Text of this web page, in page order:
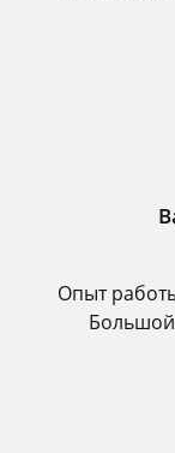
Опыт
Большой